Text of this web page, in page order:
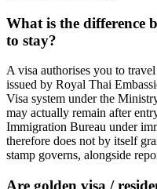
What is the difference
to stay?
A visa authorises you to
issued by Royal Thai
Visa system under the
may actually remain after
Immigration Bureau under
therefore does not by itself
stamp governs, alongside
Are golden visa /